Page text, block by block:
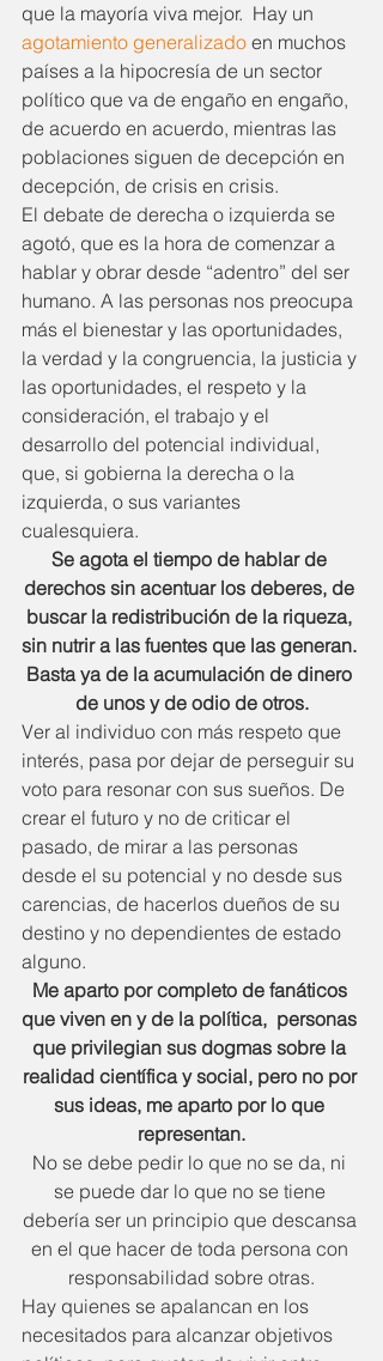
que la mayoría viva mejor.  Hay un
agotamiento generalizado en muchos
países a la hipocresía de un sector
político que va de engaño en engaño,
de acuerdo en acuerdo, mientras las
poblaciones siguen de decepción en
decepción, de crisis en crisis.
El debate de derecha o izquierda se
agotó, que es la hora de comenzar a
hablar y obrar desde “adentro” del ser
humano. A las personas nos preocupa
más el bienestar y las oportunidades,
la verdad y la congruencia, la justicia y
las oportunidades, el respeto y la
consideración, el trabajo y el
desarrollo del potencial individual,
que, si gobierna la derecha o la
izquierda, o sus variantes
cualesquiera.
Se agota el tiempo de hablar de
derechos sin acentuar los deberes, de
buscar la redistribución de la riqueza,
sin nutrir a las fuentes que las generan.
Basta ya de la acumulación de dinero
de unos y de odio de otros.
Ver al individuo con más respeto que
interés, pasa por dejar de perseguir su
voto para resonar con sus sueños. De
crear el futuro y no de criticar el
pasado, de mirar a las personas
desde el su potencial y no desde sus
carencias, de hacerlos dueños de su
destino y no dependientes de estado
alguno.
Me aparto por completo de fanáticos
que viven en y de la política,  personas
que privilegian sus dogmas sobre la
realidad científica y social, pero no por
sus ideas, me aparto por lo que
representan.
No se debe pedir lo que no se da, ni
se puede dar lo que no se tiene
debería ser un principio que descansa
en el que hacer de toda persona con
responsabilidad sobre otras.
Hay quienes se apalancan en los
necesitados para alcanzar objetivos